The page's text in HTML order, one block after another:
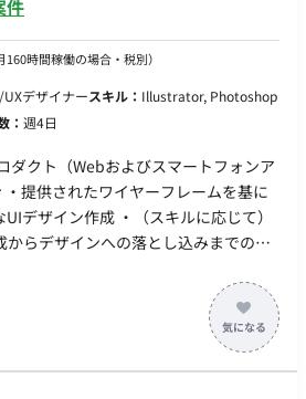
件
160時間稼働の場合・税別）
デザイナースキル： Illustrator, Photoshop
： 週4日
ダクト（Webおよびスマートフォンア
提供されたワイヤーフレームを基に
デザイン作成 ・（スキルに応じて）
からデザインへの落とし込みまでの一
務経験 ・Figmaを使いこなし、プロ
られる確かなスキル ・ToC（一般消費
イン経験 ・AI技術に対してポジティ